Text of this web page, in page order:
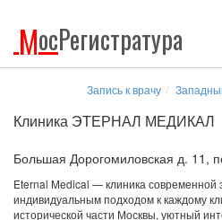
МосРегистратура
Запись к врачу
Клиника ЭТЕРНАЛ МЕДИКАЛ
Большая Дорогомиловская д. 11,
Eternal Medical — клиника современной
индивидуальным подходом к каждому
исторической части Москвы, уютный